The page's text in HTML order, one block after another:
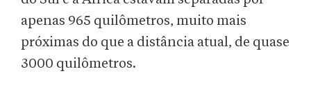
apenas 965 quilômetros, muito mais
próximas do que a distância atual, de quase
3000 quilômetros.